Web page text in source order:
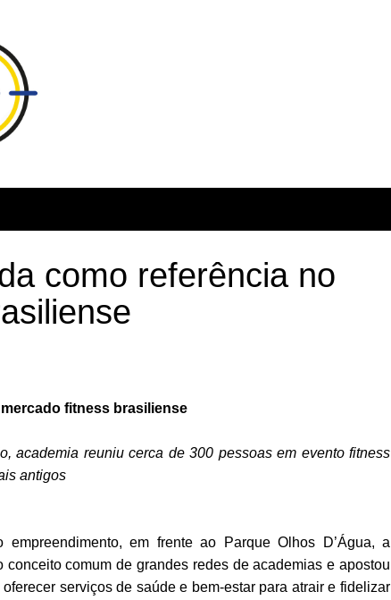
como referência no
fitness brasiliense
academia reuniu cerca de 300 pessoas em evento fitness
antigos
em frente ao Parque Olhos D’Água, a
comum de grandes redes de academias e apostou
serviços de saúde e bem-estar para atrair e fidelizar